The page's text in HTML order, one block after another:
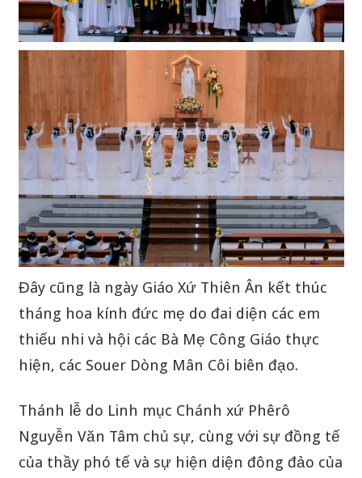
Đây cũng là ngày Giáo Xứ Thiên Ân kết thúc
tháng hoa kính đức mẹ do đai diện các em
thiếu nhi và hội các Bà Mẹ Công Giáo thực
hiện, các Souer Dòng Mân Côi biên đạo.
Thánh lễ do Linh mục Chánh xứ Phêrô
Nguyễn Văn Tâm chủ sự, cùng với sự đồng tế
của thầy phó tế và sự hiện diện đông đảo của